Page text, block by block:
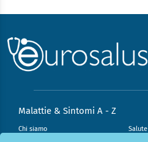
Malattie & Sintomi A - Z
Chi siamo